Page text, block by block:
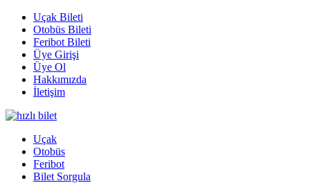
Uçak Bileti
Otobüs Bileti
Feribot Bileti
Üye Girişi
Üye Ol
Hakkımızda
İletişim
Uçak
Otobüs
Feribot
Bilet Sorgula